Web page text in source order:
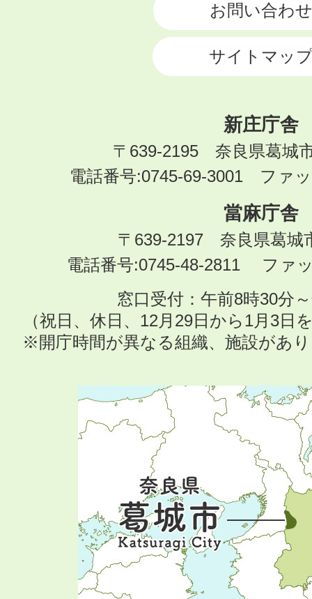
お問い合わせ
サイトマッ
新庄庁舎
〒639-2195 奈良県葛城
電話番号:0745-69-3001 ファ
當麻庁舎
〒639-2197 奈良県葛城
電話番号:0745-48-2811 ファ
窓口受付：午前8時30分
（祝日、休日、12月29日から1月3日
※開庁時間が異なる組織、施設があ